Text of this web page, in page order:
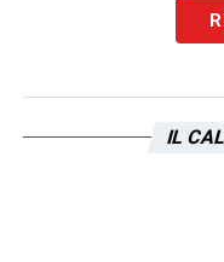
microfoni
PAROLE– «
Lotito ed Enrico
IL